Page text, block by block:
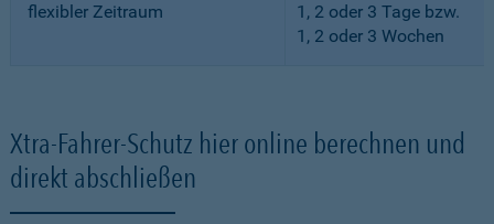
flexibler Zeitraum
1, 2 oder 3 Tage bzw.
1, 2 oder 3 Wochen
Xtra-Fahrer-Schutz hier online berechnen und
direkt abschließen